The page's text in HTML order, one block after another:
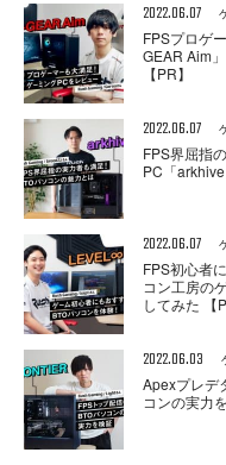
2022.06.07
FPSプロゲ
GEAR Aim
【PR】
2022.06.07
FPS界屈指
PC「
2022.06.07
FPS初心者
コン工房の
してみた 【
2022.06.03
Apexプレデ
コンの実力